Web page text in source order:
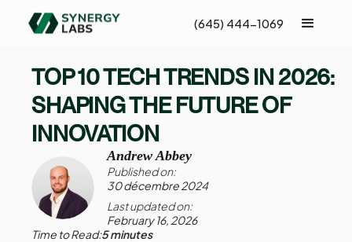
(645) 444-1069
TOP 10 TECH TRENDS IN 2026:
SHAPING THE FUTURE OF
INNOVATION
Andrew Abbey
Published on:
30 décembre 2024
Last updated on:
February 16, 2026
Time to Read:5 minutes